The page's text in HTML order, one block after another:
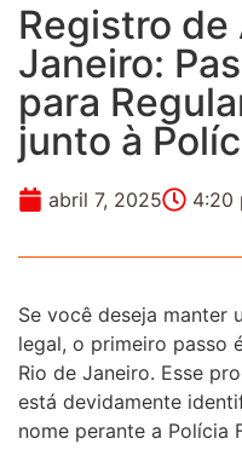
Registro de
Janeiro:
para
junto à
abril 7, 2025 4:20
Se você deseja manter
legal, o primeiro passo
Rio de Janeiro. Esse
está devidamente
nome perante a Polícia